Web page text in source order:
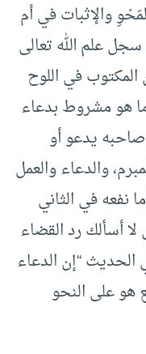
والإثبات في أم
علم الله تعالى
المكتوب في اللوح
هو مشروط بدعاء
صاحبه يدعو أو
والدعاء والعمل
نفعه في الثاني
لا أسألك رد القضاء
“إن الدعاء
هو على النحو